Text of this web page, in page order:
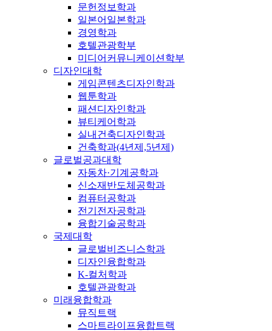
문헌정보학과
일본어일본학과
경영학과
호텔관광학부
미디어커뮤니케이션학부
디자인대학
게임콘텐츠디자인학과
웹툰학과
패션디자인학과
뷰티케어학과
실내건축디자인학과
건축학과(4년제,5년제)
글로벌공과대학
자동차·기계공학과
신소재반도체공학과
컴퓨터공학과
전기전자공학과
융합기술공학과
국제대학
글로벌비즈니스학과
디자인융합학과
K-컬처학과
호텔관광학과
미래융합학과
뮤직트랙
스마트라이프융합트랙